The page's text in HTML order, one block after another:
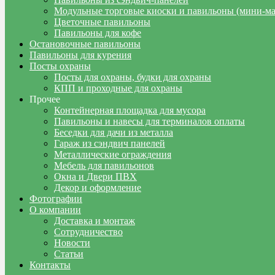
Модульные торговые киоски и павильоны (мини-
Цветочные павильоны
Павильоны для кофе
Остановочные павильоны
Павильоны для курения
Посты охраны
Посты для охраны, будки для охраны
КПП и проходные для охраны
Прочее
Контейнерная площадка для мусора
Павильоны и навесы для терминалов оплаты
Беседки для дачи из металла
Гараж из сэндвич панелей
Металлические ограждения
Мебель для павильонов
Окна и Двери ПВХ
Декор и оформление
Фотографии
О компании
Доставка и монтаж
Сотрудничество
Новости
Статьи
Контакты